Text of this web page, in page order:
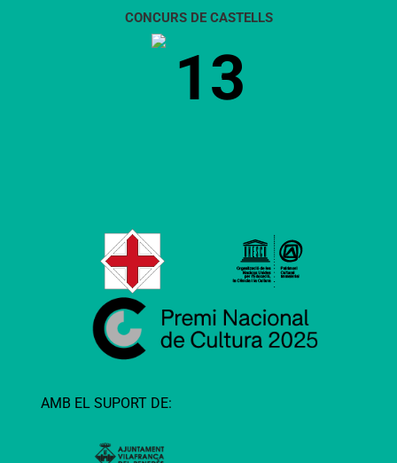
CONCURS DE CASTELLS
13
AMB EL SUPORT DE: